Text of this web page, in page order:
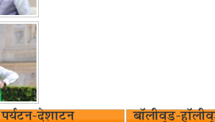
पर्यटन-देशाटन बॉलीवुड-